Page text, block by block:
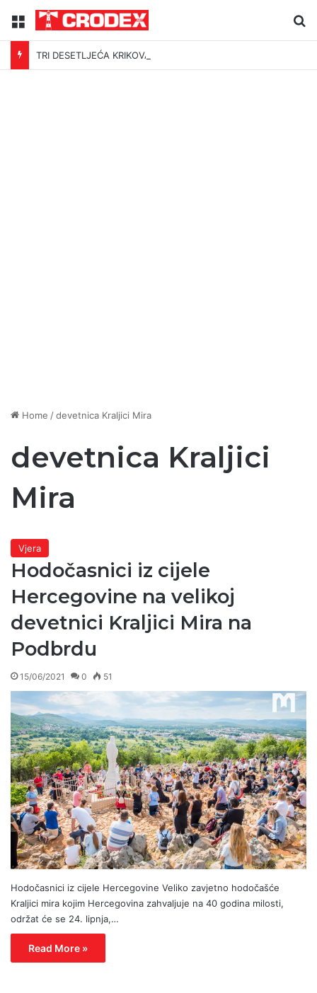
Menu
TRI DESETLJEĆA KRIKOVA OČAJNIKA
Home /devetnica Kraljici Mira
devetnica Kraljici
Mira
Vjera
Hodočasnici iz cijele
Hercegovine na velikoj
devetnici Kraljici Mira na
Podbrdu
15/06/2021 0 51
Hodočasnici iz cijele Hercegovine Veliko zavjetno hodočašće
Kraljici mira kojim Hercegovina zahvaljuje na 40 godina milosti,
održat će se 24. lipnja,…
Read More »